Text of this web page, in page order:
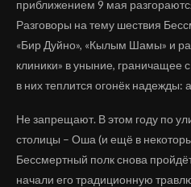
приближением 9 мая
Разговоры на тему шествия
«Бир Дуйно», «Кылым Шамы» и
клиники» в уныние, граничащее
в них теплится огонёк надежды:
Не запрещают. В этом году по
столицы – Оша (и ещё в
Бессмертный полк снова
начали его традиционную